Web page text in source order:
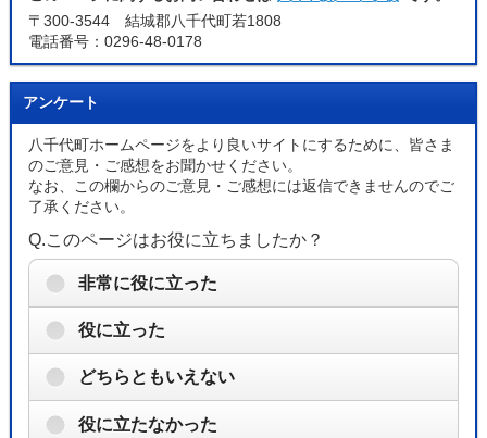
〒300-3544 結城郡八千代町若1808
電話番号：0296-48-0178
アンケート
八千代町ホームページをより良いサイトにするために、皆さま
のご意見・ご感想をお聞かせください。
なお、この欄からのご意見・ご感想には返信できませんのでご
了承ください。
Q.このページはお役に立ちましたか？
非常に役に立った
役に立った
どちらともいえない
役に立たなかった